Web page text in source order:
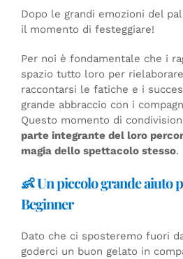
Dopo le grandi emozioni del
il momento di festeggiare!
Per noi è fondamentale che i
spazio tutto loro per rielaborare
raccontarsi le fatiche e i
grande abbraccio con i
Questo momento di
parte integrante del loro
magia dello spettacolo stesso.
👶 Un piccolo grande aiuto
Beginner
Dato che ci sposteremo fuori
goderci un buon gelato in